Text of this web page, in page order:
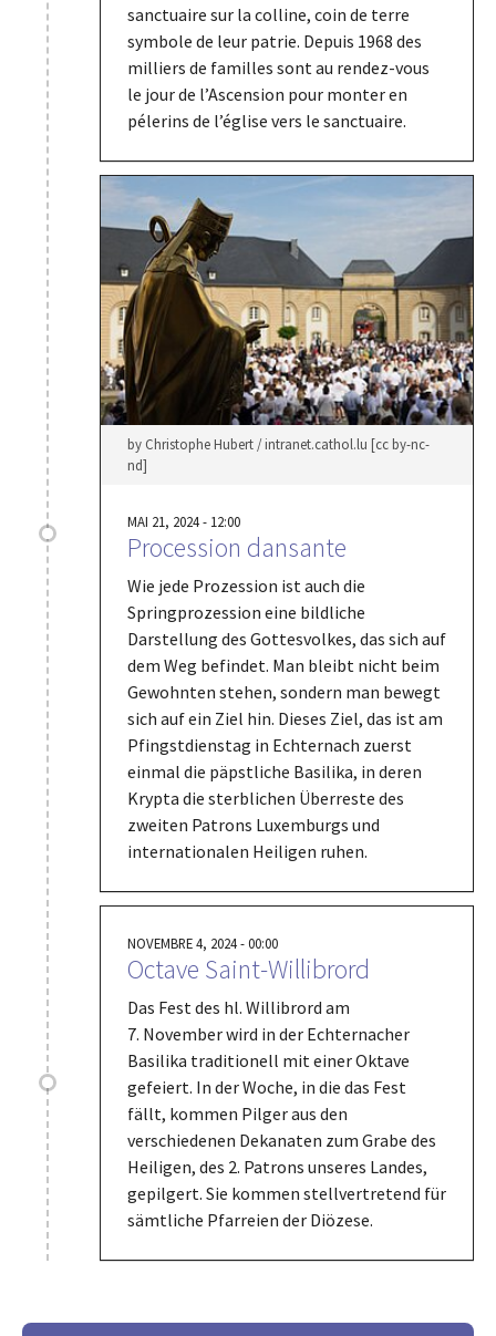
sanctuaire sur la colline, coin de terre
symbole de leur patrie. Depuis 1968 des
milliers de familles sont au rendez-vous
le jour de l’Ascension pour monter en
pélerins de l’église vers le sanctuaire.
by Christophe Hubert / intranet.cathol.lu [cc by-nc-
nd]
MAI 21, 2024 - 12:00
Procession dansante
Wie jede Prozession ist auch die
Springprozession eine bildliche
Darstellung des Gottesvolkes, das sich auf
dem Weg befindet. Man bleibt nicht beim
Gewohnten stehen, sondern man bewegt
sich auf ein Ziel hin. Dieses Ziel, das ist am
Pfingstdienstag in Echternach zuerst
einmal die päpstliche Basilika, in deren
Krypta die sterblichen Überreste des
zweiten Patrons Luxemburgs und
internationalen Heiligen ruhen.
NOVEMBRE 4, 2024 - 00:00
Octave Saint-Willibrord
Das Fest des hl. Willibrord am
7. November wird in der Echternacher
Basilika traditionell mit einer Oktave
gefeiert. In der Woche, in die das Fest
fällt, kommen Pilger aus den
verschiedenen Dekanaten zum Grabe des
Heiligen, des 2. Patrons unseres Landes,
gepilgert. Sie kommen stellvertretend für
sämtliche Pfarreien der Diözese.